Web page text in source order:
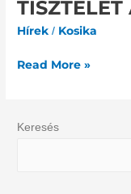
Hírek / Kosika
BÁTRAKNAK!
Read More »
Keresés